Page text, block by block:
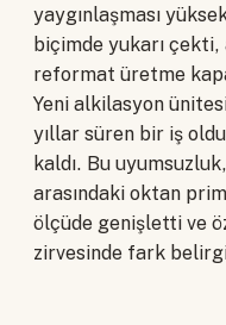
yaygınlaşması
biçimde yukarı
reformat üretme
Yeni alkilasyon
yıllar süren bir iş
kaldı. Bu
arasındaki oktan
ölçüde genişletti ve
zirvesinde fark